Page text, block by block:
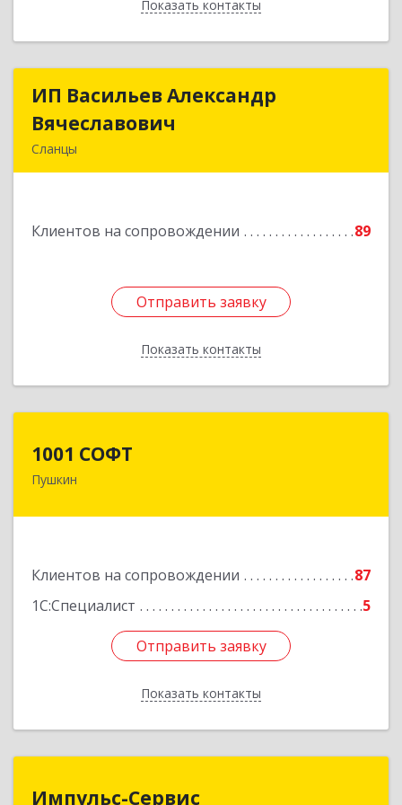
Показать контакты
Назад
ИП Васильев Александр
Вячеславович
Сланцы
Клиентов на сопровождении 89
Отправить заявку
Показать контакты
ИП Васильев Александр
Подробнее
Отправить заявку
Назад
1001 СОФТ
Пушкин
Клиентов на сопровождении
87
1С:Специалист
5
Отправить заявку
Показать контакты
Отправить заявку
Назад
Импульс-Сервис